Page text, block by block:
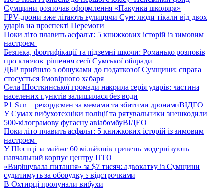
Сумщини розпочав оформлення «Пакунка школяра»
FPV-дрони вже літають вулицями Сум: люди тікали від двох
ударів на проспекті Перемоги
Поки літо плавить асфальт: 5 книжкових історій із зимовим
настроєм
Безпека, фортифікації та підземні школи: Романько розповів
про ключові рішення сесії Сумської облради
ДБР прийшло з обшуками до податкової Сумщини: справа
стосується ймовірного хабаря
Села Шосткинської громади накрила серія ударів: частина
населених пунктів залишилася без води
P1-Sun – рекордсмен за мемами та збитими дронамиВІДЕО
У Сумах вибухотехніки поліції та рятувальники знешкодили
500-кілограмову фугасну авіабомбуВІДЕО
Поки літо плавить асфальт: 5 книжкових історій із зимовим
настроєм
У Шостці за майже 60 мільйонів гривень модернізують
навчальний корпус центру ПТО
«Вирішувала питання» за $7 тисяч: адвокатку із Сумщини
судитимуть за оборудку з відстрочками
В Охтирці пролунали вибухи